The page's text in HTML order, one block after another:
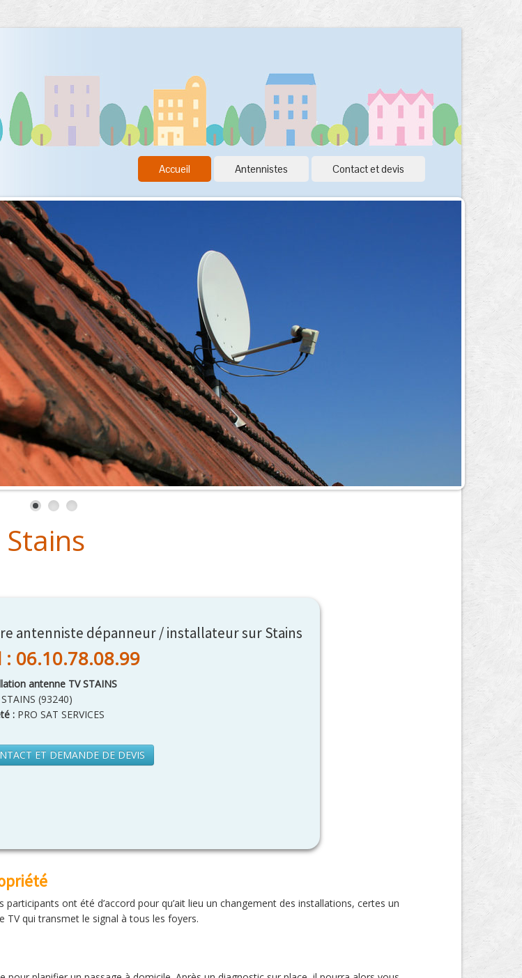
Accueil Antennistes Contact et devis
antenniste dépanneur / installateur sur Stains
: 06.10.78.08.99
antenne TV STAINS
STAINS (93240)
: PRO SAT SERVICES
ET DEMANDE DE DEVIS
ont été d’accord pour qu’ait lieu un changement des installations, certes un
TV qui transmet le signal à tous les foyers.